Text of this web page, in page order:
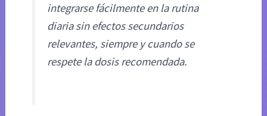
integrarse fácilmente en la rutina
diaria sin efectos secundarios
relevantes, siempre y cuando se
respete la dosis recomendada.